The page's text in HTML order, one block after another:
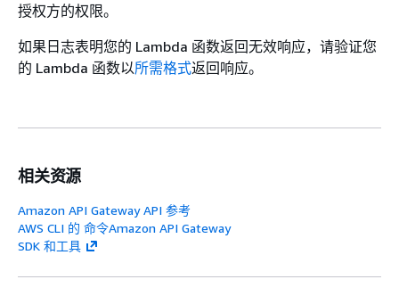
授权方的权限。
如果日志表明您的 Lambda 函数返回无效响应，请验证您
的 Lambda 函数以所需格式返回响应。
相关资源
Amazon API Gateway API 参考
AWS CLI 的 命令Amazon API Gateway
SDK 和工具